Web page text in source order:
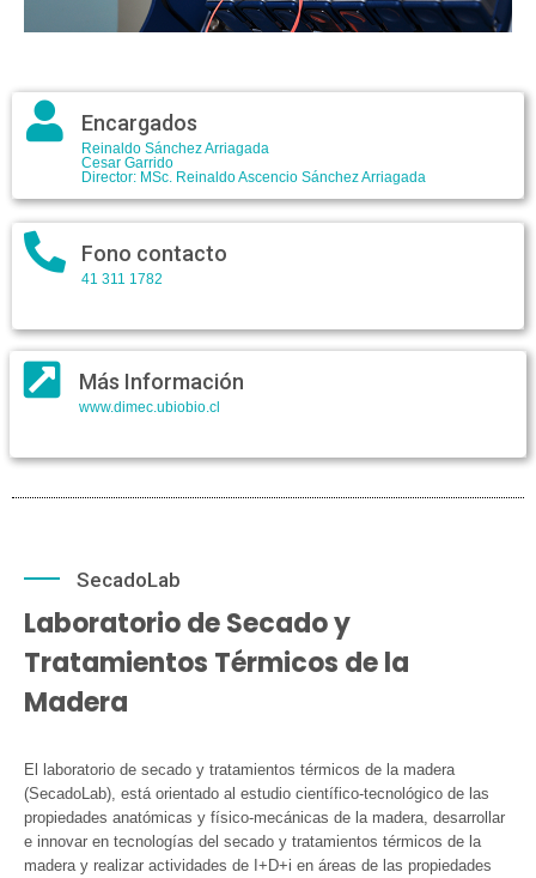
Encargados
Reinaldo Sánchez Arriagada
Cesar Garrido
Director: MSc. Reinaldo Ascencio Sánchez Arriagada
Fono contacto
41 311 1782
Más Información
www.dimec.ubiobio.cl
SecadoLab
Laboratorio de Secado y
Tratamientos Térmicos de la
Madera
El laboratorio de secado y tratamientos térmicos de la madera
(SecadoLab), está orientado al estudio científico-tecnológico de las
propiedades anatómicas y físico-mecánicas de la madera, desarrollar
e innovar en tecnologías del secado y tratamientos térmicos de la
madera y realizar actividades de I+D+i en áreas de las propiedades